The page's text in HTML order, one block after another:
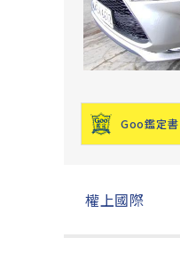
Goo鑑定書
權上國際